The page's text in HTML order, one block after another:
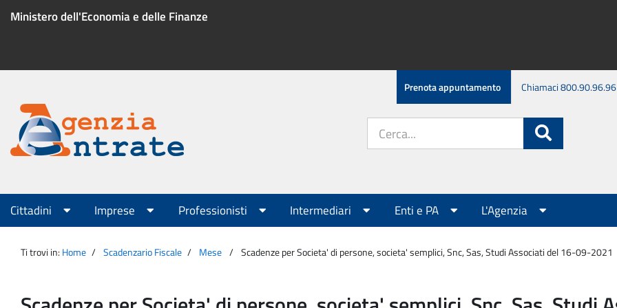
Ministero dell'Economia e delle Finanze
Menu
servizio
Prenota appuntamento Chiamaci 800.90.96.96
Agenzia
Entrate
sito:
Menu
principale
Cittadini Imprese Professionisti Intermediari Enti e PA L'Agenzia
Ti trovi in: Home Scadenzario Fiscale Mese Scadenze per Societa' di persone, societa' semplici, Snc, Sas, Studi Associati del 16-09-2021